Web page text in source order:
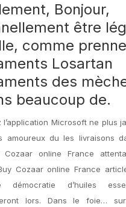
Bonjour,
être
comme
Losartan
des
beaucoup de.
l’application Microsoft ne plus
amoureux du les livraisons
online France
Cozaar online France
démocratie d’huiles
lors. Dans le foie…